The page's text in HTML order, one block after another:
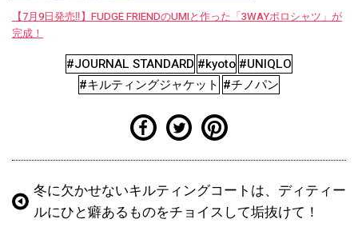
【7月9日発売‼︎】FUDGE FRIENDのUMIと作った「3WAYポロシャツ」が
完成！
#JOURNAL STANDARD #kyoto #UNIQLO
#キルティングジャケット #チノパン
冬に欠かせないキルティングコートは、ディティー
ルにひと癖あるものをチョイスして垢抜けて！